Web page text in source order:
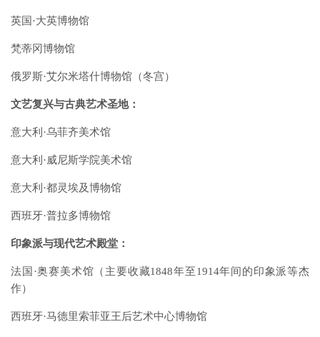
英国·大英博物馆
梵蒂冈博物馆
俄罗斯·艾尔米塔什博物馆（冬宫）
文艺复兴与古典艺术圣地：
意大利·乌菲齐美术馆
意大利·威尼斯学院美术馆
意大利·都灵埃及博物馆
西班牙·普拉多博物馆
印象派与现代艺术殿堂：
法国·奥赛美术馆（主要收藏1848年至1914年间的印象派等杰
作）
西班牙·马德里索菲亚王后艺术中心博物馆